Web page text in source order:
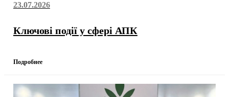
23.07.2026
Ключові події у сфері АПК
Подробнее